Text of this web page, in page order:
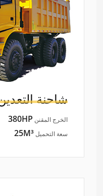
شاحنة
الخرج المقنن 380HP
سعة التحميل25M³